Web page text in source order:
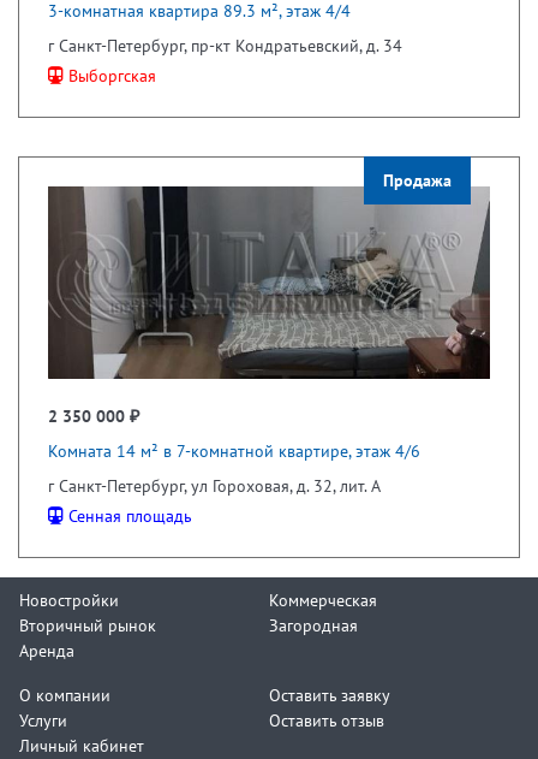
3-комнатная квартира 89.3 м², этаж 4/4
г Санкт-Петербург, пр-кт Кондратьевский, д. 34
Выборгская
Продажа
2 350 000 ₽
Комната 14 м² в 7-комнатной квартире, этаж 4/6
г Санкт-Петербург, ул Гороховая, д. 32, лит. А
Сенная площадь
Новостройки
Вторичный рынок
Аренда
Коммерческая
Загородная
О компании
Услуги
Личный кабинет
Оставить заявку
Оставить отзыв